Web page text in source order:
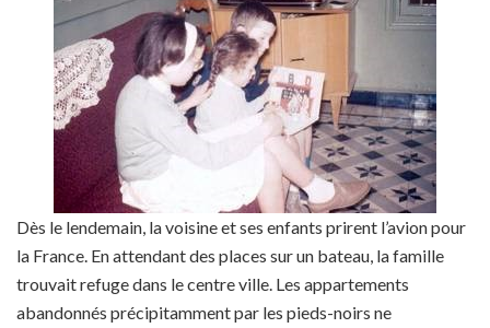
Dès le lendemain, la voisine et ses enfants prirent l’avion pour
la France. En attendant des places sur un bateau, la famille
trouvait refuge dans le centre ville. Les appartements
abandonnés précipitamment par les pieds-noirs ne